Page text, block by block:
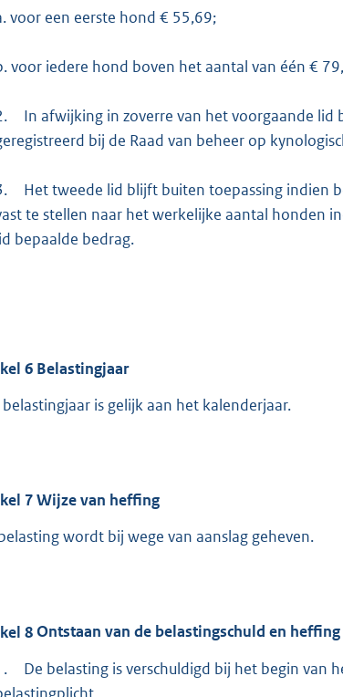
voor een eerste hond € 55,69;
voor iedere hond boven het aantal van één €
In afwijking in zoverre van het voorgaande
bij de Raad van beheer op
Het tweede lid blijft buiten toepassing indien
te stellen naar het werkelijke aantal honden
bepaalde bedrag.
6 Belastingjaar
is gelijk aan het kalenderjaar.
7Wijze van heffing
wordt bij wege van aanslag geheven.
8Ontstaan van de belastingschuld en
De belasting is verschuldigd bij het begin van